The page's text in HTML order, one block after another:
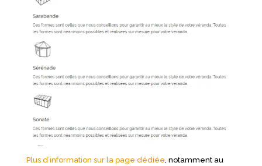
Plus d’information sur la page dédiée , notamment au